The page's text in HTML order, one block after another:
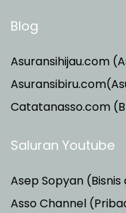
Blog
Asuransihijau.com
Catatanasso.com
Saluran Youtube
Asep Sopyan (Bisnis
Asso Channel